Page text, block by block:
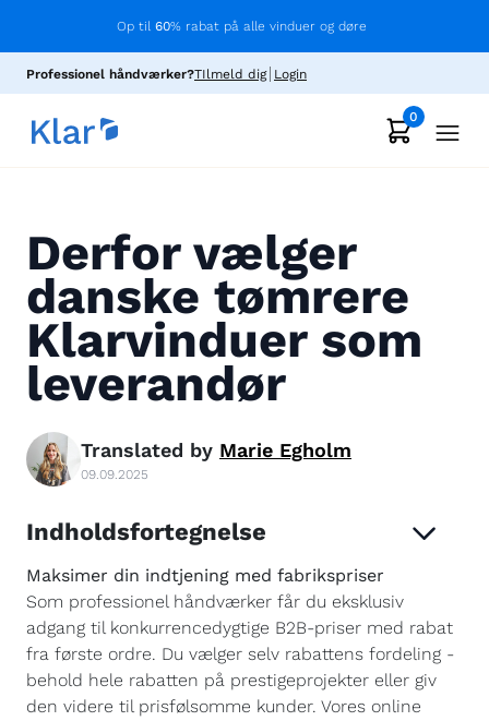
Op til 60% rabat på alle vinduer og døre
Professionel håndværker?TIlmeld dig Login
0
Derfor vælger
danske tømrere
Klarvinduer som
leverandør
Translated by Marie Egholm
09.09.2025
Indholdsfortegnelse
Maksimer din indtjening med fabrikspriser
Som professionel håndværker får du eksklusiv
adgang til konkurrencedygtige B2B-priser med rabat
fra første ordre. Du vælger selv rabattens fordeling -
behold hele rabatten på prestigeprojekter eller giv
den videre til prisfølsomme kunder. Vores online